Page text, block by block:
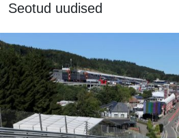
Seotud uudised